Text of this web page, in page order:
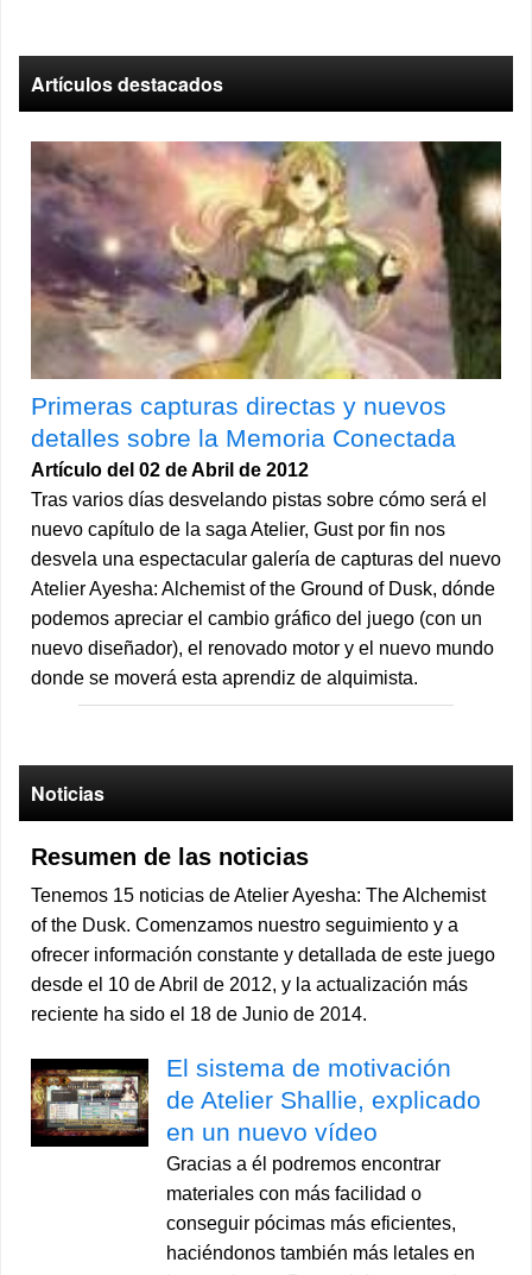
Artículos destacados
Primeras capturas directas y nuevos
detalles sobre la Memoria Conectada
Artículo del 02 de Abril de 2012
Tras varios días desvelando pistas sobre cómo será el
nuevo capítulo de la saga Atelier, Gust por fin nos
desvela una espectacular galería de capturas del nuevo
Atelier Ayesha: Alchemist of the Ground of Dusk, dónde
podemos apreciar el cambio gráfico del juego (con un
nuevo diseñador), el renovado motor y el nuevo mundo
donde se moverá esta aprendiz de alquimista.
Noticias
Resumen de las noticias
Tenemos 15 noticias de Atelier Ayesha: The Alchemist
of the Dusk. Comenzamos nuestro seguimiento y a
ofrecer información constante y detallada de este juego
desde el 10 de Abril de 2012, y la actualización más
reciente ha sido el 18 de Junio de 2014.
El sistema de motivación
de Atelier Shallie, explicado
en un nuevo vídeo
Gracias a él podremos encontrar
materiales con más facilidad o
conseguir pócimas más eficientes,
haciéndonos también más letales en